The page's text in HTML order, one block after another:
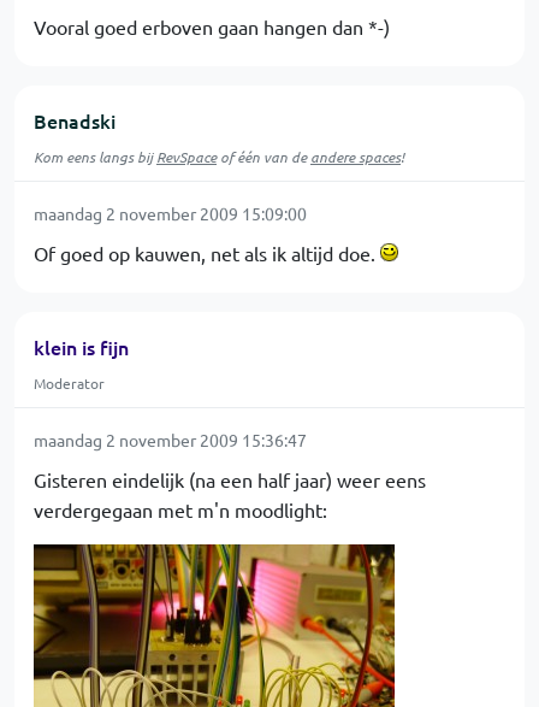
Vooral goed erboven gaan hangen dan *-)
Benadski
Kom eens langs bijRevSpaceof één van deandere spaces!
maandag 2 november 2009 15:09:00
Of goed op kauwen, net als ik altijd doe.
klein is fijn
Moderator
maandag 2 november 2009 15:36:47
Gisteren eindelijk (na een half jaar) weer eens
verdergegaan met m'n moodlight: